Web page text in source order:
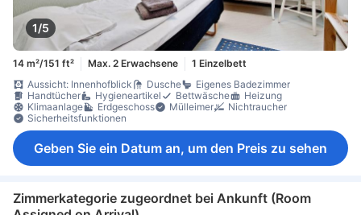
1/5
14 m²/151 ft² Max. 2 Erwachsene
1 Einzelbett
Aussicht: Innenhofblick
Dusche
Eigenes Badezimmer
Handtücher
Hygieneartikel Bettwäsche
Heizung
Klimaanlage
Erdgeschoss Mülleimer
Nichtraucher
Sicherheitsfunktionen
Geben Sie ein Datum an, um den Preis zu sehen
Zimmerkategorie zugeordnet bei Ankunft (Room